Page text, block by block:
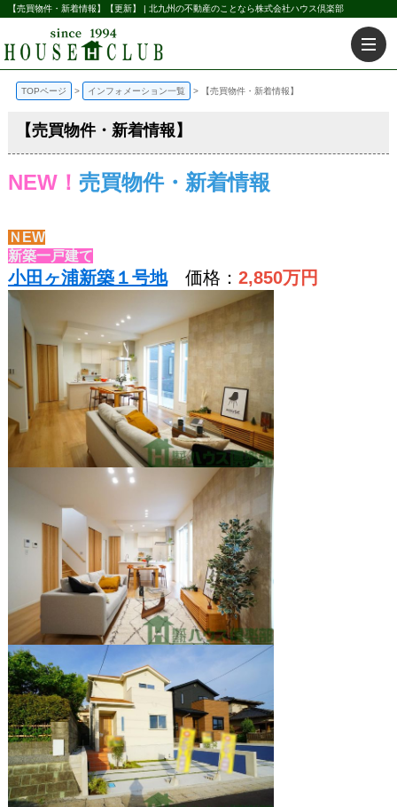
【売買物件・新着情報】【更新】 | 北九州の不動産のことなら株式会社ハウス倶楽部
TOPページ インフォメーション一覧 【売買物件・新着情報】
【売買物件・新着情報】
NEW！ 売買物件・新着情報
ＮEW
新築一戸建て
小田ヶ浦新築１号地 価格： 2,850万円